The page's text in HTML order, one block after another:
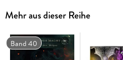
Mehr aus dieser Reihe
Band 40